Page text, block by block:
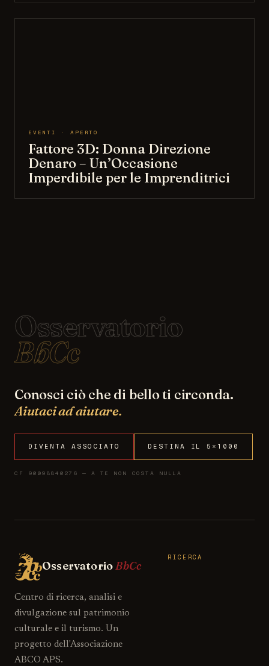
EVENTI · APERTO
Fattore 3D: Donna Direzione
Denaro – Un’Occasione
Imperdibile per le Imprenditrici
Osservatorio
BbCc
Conosci ciò che di bello ti circonda.
Aiutaci ad aiutare.
DIVENTA ASSOCIATO DESTINA IL 5×1000
CF 90098840276 — A TE NON COSTA NULLA
OsservatorioBbCc
Centro di ricerca, analisi e
divulgazione sul patrimonio
culturale e il turismo. Un
progetto dell'Associazione
ABCO APS.
RICERCA